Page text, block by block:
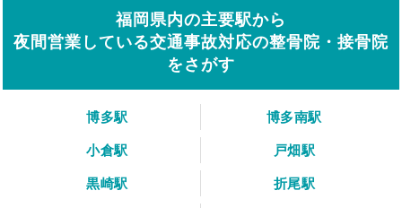
福岡県内の主要駅から
夜間営業している交通事故対応の整骨院・接骨院
をさがす
博多駅
博多南駅
小倉駅
戸畑駅
黒崎駅
折尾駅